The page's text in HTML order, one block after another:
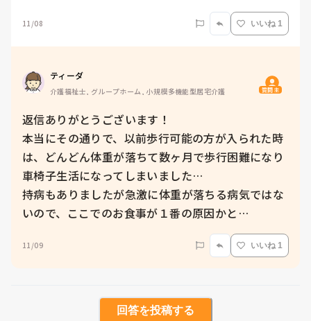
11/08 いいね 1
ティーダ
介護福祉士, グループホーム, 小規模多機能型居宅介護 質問主
返信ありがとうございます！
本当にその通りで、以前歩行可能の方が入られた時
は、どんどん体重が落ちて数ヶ月で歩行困難になり
車椅子生活になってしまいました…
持病もありましたが急激に体重が落ちる病気ではな
いので、ここでのお食事が１番の原因かと…
11/09 いいね 1
回答を投稿する